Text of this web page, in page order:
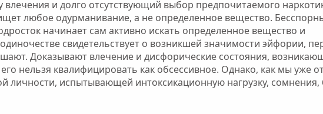
и долго отсутствующий выбор предпочитаемого
любое одурманивание, а не определенное вещество.
начинает сам активно искать определенное вещество и
свидетельствует о возникшей значимости эйфории,
Доказывают влечение и дисфорические состояния,
нельзя квалифицировать как обсессивное. Однако, как мы уже
личности, испытывающей интоксикационную нагрузку, сомнения,